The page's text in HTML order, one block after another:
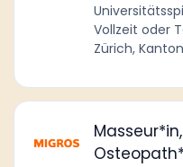
Vollzeit oder
Zürich,